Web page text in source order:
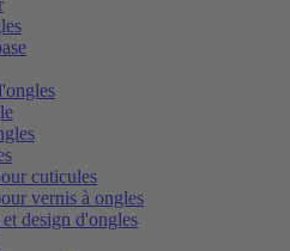
cuticules
vernis à ongles
design d'ongles